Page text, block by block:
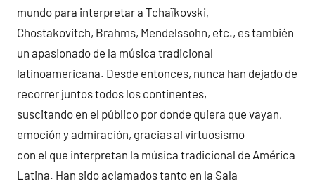
mundo para interpretar a Tchaïkovski,
Chostakovitch, Brahms, Mendelssohn, etc., es también
un apasionado de la música tradicional
latinoamericana. Desde entonces, nunca han dejado de
recorrer juntos todos los continentes,
suscitando en el público por donde quiera que vayan,
emoción y admiración, gracias al virtuosismo
con el que interpretan la música tradicional de América
Latina. Han sido aclamados tanto en la Sala